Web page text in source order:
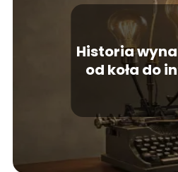
Historia
od koła do